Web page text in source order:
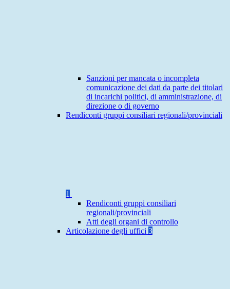
Sanzioni per mancata o incompleta
comunicazione dei dati da parte dei titolari
di incarichi politici, di amministrazione, di
direzione o di governo
Rendiconti gruppi consiliari regionali/provinciali
1
Rendiconti gruppi consiliari
regionali/provinciali
Atti degli organi di controllo
Articolazione degli uffici 3